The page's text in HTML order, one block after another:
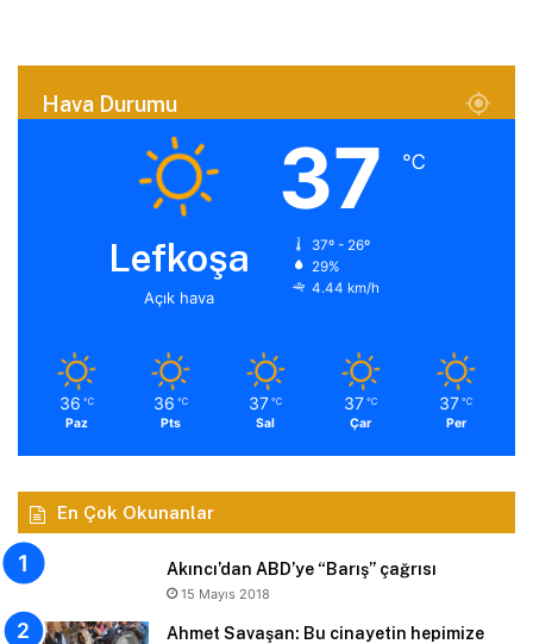
Hava Durumu
Lefkoşa
Açık hava
37 ℃
37º - 26º
29%
4.44 km/h
36 ℃
Paz
36 ℃
Pts
37 ℃
Sal
37 ℃
Çar
37 ℃
Per
En Çok Okunanlar
Akıncı’dan ABD’ye “Barış” çağrısı
15 Mayıs 2018
Ahmet Savaşan: Bu cinayetin hepimize